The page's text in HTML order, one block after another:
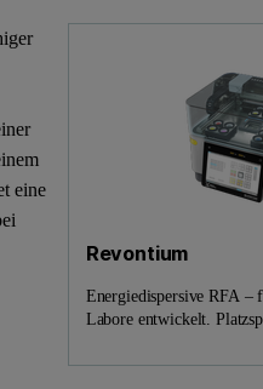
Revontium
Energiedispersive RFA –
Labore entwickelt.
eine